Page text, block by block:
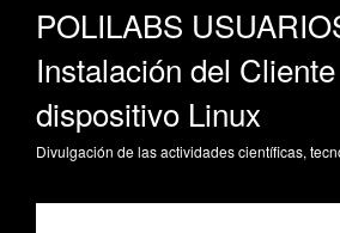
POLILABS
Instalación del
dispositivo Linux